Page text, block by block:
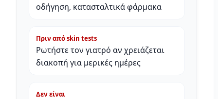
οδήγηση, κατασταλτικά φάρμακα
Πριν από skin tests
Ρωτήστε τον γιατρό αν χρειάζεται
διακοπή για μερικές ημέρες
Δεν είναι